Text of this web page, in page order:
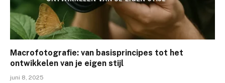
Macrofotografie: van basisprincipes tot het
ontwikkelen van je eigen stijl
juni 8, 2025